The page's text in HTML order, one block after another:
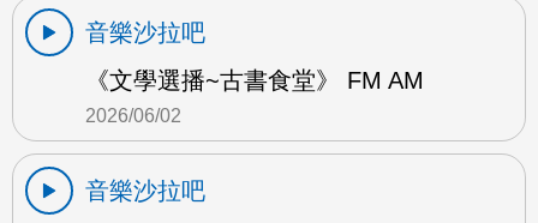
音樂沙拉吧
《文學選播~古書食堂》 FM AM
2026/06/02
音樂沙拉吧